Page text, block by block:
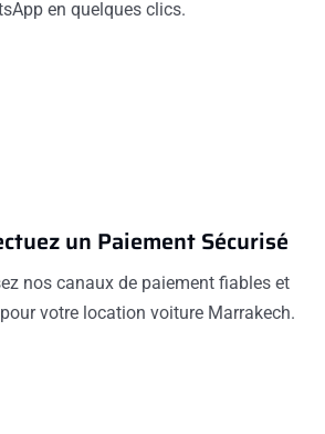
en quelques clics.
un Paiement Sécurisé
nos canaux de paiement fiables et
votre location voiture Marrakech.